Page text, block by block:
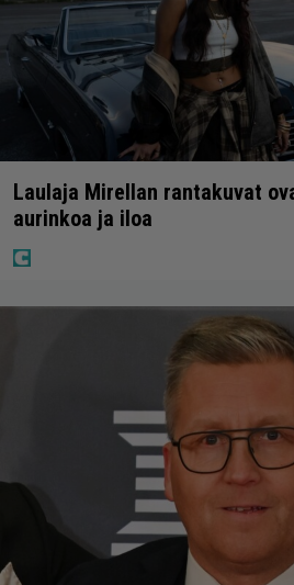
Laulaja Mirellan rantakuvat
aurinkoa ja iloa